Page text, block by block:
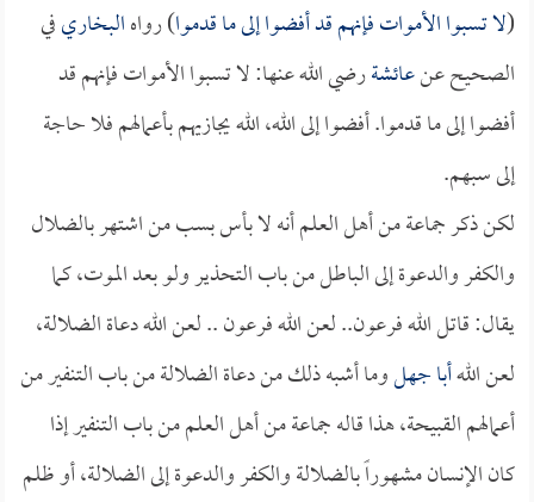
(لا تسبوا الأموات فإنهم قد أفضوا إلى ما قدموا) رواهالبخاريفي
الصحيح عنعائشةرضي الله عنها: لا تسبوا الأموات فإنهم قد
أفضوا إلى ما قدموا. أفضوا إلى الله، الله يجازيهم بأعمالهم فلا حاجة
إلى سبهم.
لكن ذكر جماعة من أهل العلم أنه لا بأس بسب من اشتهر بالضلال
والكفر والدعوة إلى الباطل من باب التحذير ولو بعد الموت، كما
يقال: قاتل الله فرعون.. لعن الله فرعون .. لعن الله دعاة الضلالة،
لعن اللهأبا جهلوما أشبه ذلك من دعاة الضلالة من باب التنفير من
أعمالهم القبيحة، هذا قاله جماعة من أهل العلم من باب التنفير إذا
كان الإنسان مشهوراً بالضلالة والكفر والدعوة إلى الضلالة، أو ظلم